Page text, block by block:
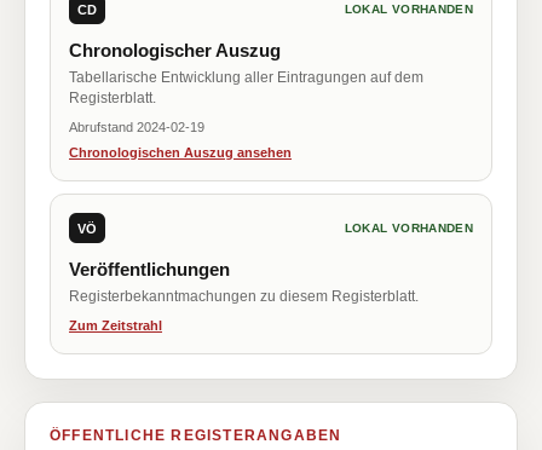
CD LOKAL VORHANDEN
Chronologischer Auszug
Tabellarische Entwicklung aller Eintragungen auf dem
Registerblatt.
Abrufstand 2024-02-19
Chronologischen Auszug ansehen
VÖ LOKAL VORHANDEN
Veröffentlichungen
Registerbekanntmachungen zu diesem Registerblatt.
Zum Zeitstrahl
ÖFFENTLICHE REGISTERANGABEN